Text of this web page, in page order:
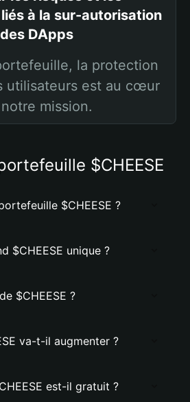
à la sur-autorisation
des DApps
la protection
utilisateurs est au cœur
mission.
$CHEESE
$CHEESE ?
$CHEESE unique ?
$CHEESE ?
va-t-il augmenter ?
est-il gratuit ?